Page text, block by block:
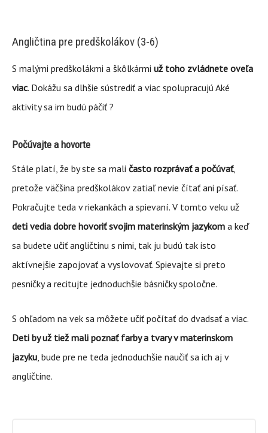
Angličtina pre predškolákov (3-6)
S malými predškolákmi a škôlkármi už toho zvládnete oveľa
viac. Dokážu sa dlhšie sústrediť a viac spolupracujú Aké
aktivity sa im budú páčiť ?
Počúvajte a hovorte
Stále platí, že by ste sa mali často rozprávať a počúvať,
pretože väčšina predškolákov zatiaľ nevie čítať ani písať.
Pokračujte teda v riekankách a spievaní. V tomto veku už
deti vedia dobre hovoriť svojim materinským jazykom a keď
sa budete učiť angličtinu s nimi, tak ju budú tak isto
aktívnejšie zapojovať a vyslovovať. Spievajte si preto
pesničky a recitujte jednoduchšie básničky spoločne.
S ohľadom na vek sa môžete učiť počítať do dvadsať a viac.
Deti by už tiež mali poznať farby a tvary v materinskom
jazyku, bude pre ne teda jednoduchšie naučiť sa ich aj v
angličtine.